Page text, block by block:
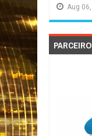
Aug 06,